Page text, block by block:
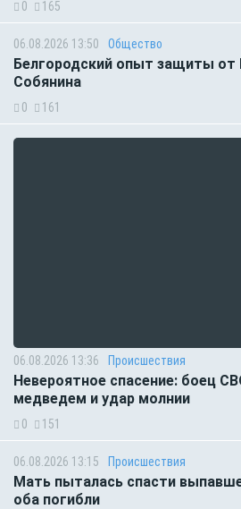
0 165
06.08.2026 13:50 Общество
Белгородский опыт защиты
Собянина
0 161
06.08.2026 13:36 Происшествия
Невероятное спасение: боец
медведем и удар молнии
0 151
06.08.2026 13:15 Происшествия
Мать пыталась спасти
оба погибли